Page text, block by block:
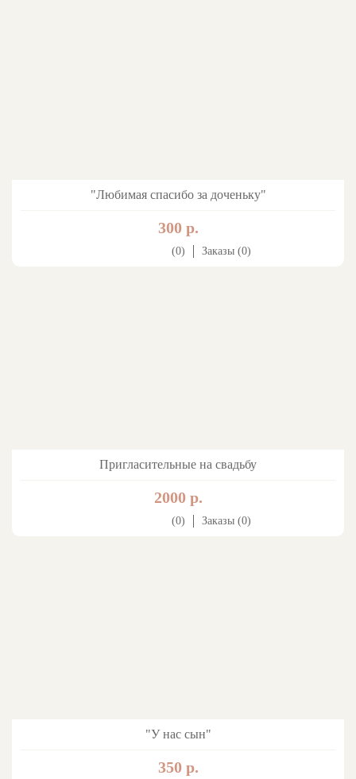
"Любимая спасибо за доченьку"
300 р.
(0) Заказы (0)
Пригласительные на свадьбу
2000 р.
(0) Заказы (0)
"У нас сын"
350 р.